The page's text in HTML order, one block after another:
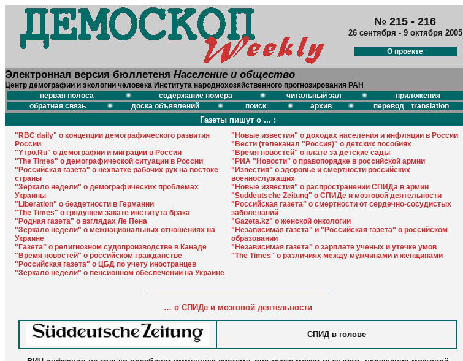
№ 215 - 216
26 сентября - 9 октября 2005
О проекте
Электронная версия бюллетеня Население и общество
Центр демографии и экологии человека Института народнохозяйственного прогнозирования РАН
первая полоса
содержание номера читальный зал
приложения
обратная связь
доска объявлений поиск архив перевод translation
Газеты пишут о ... :
"RBC daily" о концепции демографического развития
России
"Yтро.Ru" о демографии и миграции в России
"The Times" о демографической ситуации в России
"Российская газета" о нехватке рабочих рук на востоке
страны
"Зеркало недели" о демографических проблемах
Украины
"Liberation" о бездетности в Германии
"The Times" о грядущем закате института брака
"Родная газета" о взглядах Ле Пена
"Зеркало недели" о межнациональных отношениях на
Украине
"Газета" о религиозном судопроизводстве в Канаде
"Время новостей" о российском гражданстве
"Российская газета" о ЦБД по учету иностранцев
"Зеркало недели" о пенсионном обеспечении на Украине
"Новые известия" о доходах населения и инфляции в России
"Вести (телеканал "Россия)" о детских пособиях
"Время новостей" о плате за детские сады
"РИА "Новости" о правопорядке в российской армии
"Известия" о здоровье и смертности российских
военнослужащих
"Новые известия" о распространении СПИДа в армии
"Suddeutsche Zeitung" о СПИДе и мозговой деятельности
"Российская газета" о смертности от сердечно-сосудистых
заболеваний
"Gazeta.kz" о женской онкологии
"Независимая газета" и "Российская газета" о российском
образовании
"Независимая газета" о зарплате ученых и утечке умов
"The Times" о различиях между мужчинами и женщинами
… о СПИДе и мозговой деятельности
СПИД в голове